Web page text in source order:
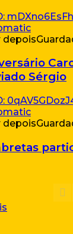
depois
Sérgio
depois